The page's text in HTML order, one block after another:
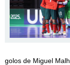
golos de Miguel